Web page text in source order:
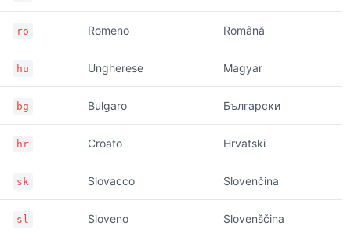
ro Romeno Română
hu Ungherese Magyar
bg Bulgaro Български
hr Croato Hrvatski
sk Slovacco Slovenčina
sl Sloveno Slovenščina